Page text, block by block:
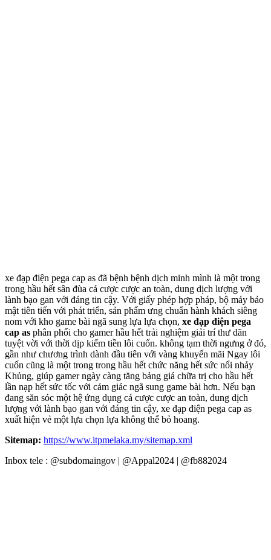
xe đạp điện pega cap as đã bệnh bệnh dịch minh mình là một trong
trong hầu hết sân đùa cá cược cược an toàn, dung dịch lượng với
lành bạo gan với đáng tin cậy. Với giấy phép hợp pháp, bộ máy bảo
mật tiên tiến với phát triển, sản phẩm ưng chuẩn hành khách siêng
nom với kho game bài ngã sung lựa lựa chọn, xe đạp điện pega
cap as phân phối cho gamer hầu hết trải nghiệm giải trí thư dãn
tuyệt vời với thời dịp kiếm tiền lôi cuốn. không tạm thời ngưng ở đó,
gần như chương trình dành đầu tiên với vàng khuyến mãi Ngay lôi
cuốn cũng là một trong trong hầu hết chức năng hết sức nổi nhảy
Khủng, giúp gamer ngày càng tăng bảng giá chữa trị cho hầu hết
lần nạp hết sức tốc với cảm giác ngã sung game bài hơn. Nếu bạn
đang săn sóc một hệ ứng dụng cá cược cược an toàn, dung dịch
lượng với lành bạo gan với đáng tin cậy, xe đạp điện pega cap as
xuất hiện vẻ một lựa chọn lựa không thể bỏ hoang.
Sitemap: https://www.itpmelaka.my/sitemap.xml
Inbox tele : @subdomaingov | @Appal2024 | @fb882024